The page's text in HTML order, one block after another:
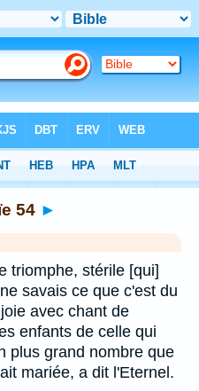
54 ►
triomphe, stérile [qui]
savais ce que c'est du
avec chant de
enfants de celle qui
plus grand nombre que
mariée, a dit l'Eternel.